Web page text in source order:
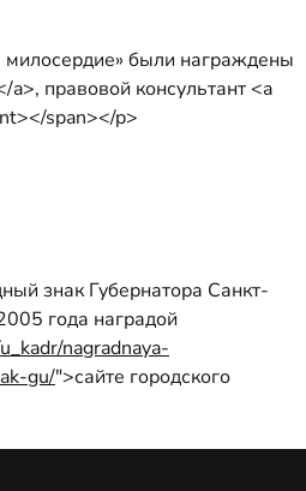
были награждены
правовой консультант <a
span></p>
знак Губернатора Санкт-
года наградой
nagradnaya-
gu/">сайте городского